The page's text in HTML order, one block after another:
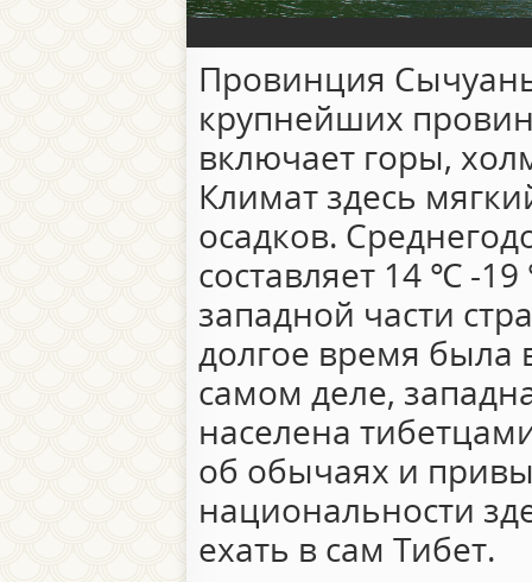
Провинция
крупнейших
включает горы,
Климат здесь
осадков.
составляет 14 ℃ -
западной части
долгое время была
самом деле,
населена
об обычаях и
национальности
ехать в сам Тибет.